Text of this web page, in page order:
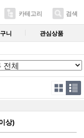
카테고리 검색
니 관심상품
상)